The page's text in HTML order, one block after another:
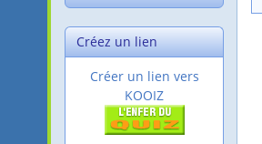
Créez un lien
Créer un lien vers
KOOIZ